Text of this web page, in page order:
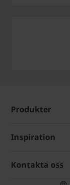
Produkter
Inspiration
Kontakta oss